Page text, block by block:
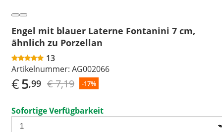
Engel mit blauer Laterne Fontanini 7 cm,
ähnlich zu Porzellan
13
Artikelnummer: AG002066
€5,99 € 7,19 -17%
Sofortige Verfügbarkeit